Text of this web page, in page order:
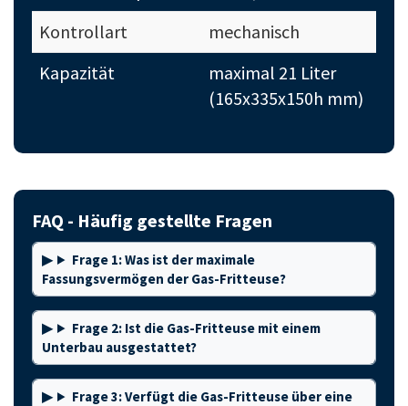
Kontrollart
mechanisch
Kapazität
maximal 21 Liter
(165x335x150h mm)
FAQ - Häufig gestellte Fragen
Frage 1: Was ist der maximale
Fassungsvermögen der Gas-Fritteuse?
Frage 2: Ist die Gas-Fritteuse mit einem
Unterbau ausgestattet?
Frage 3: Verfügt die Gas-Fritteuse über eine